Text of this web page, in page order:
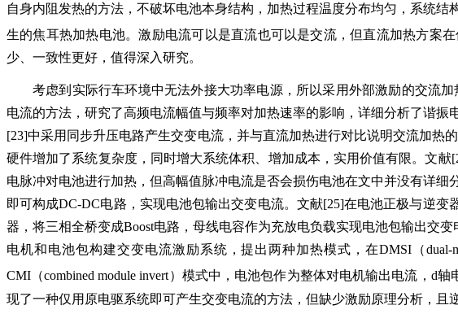
自身内阻发热的方法，不破坏电池本身结构，加热过程温度分布均匀，系统
生的焦耳热加热电池。激励电流可以是直流也可以是交流，但直流加热方案
少、一致性更好，值得深入研究。
考虑到实际行车环境中无法外接大功率电源，所以采用外部激励的交流
电流的方法，研究了高频电流幅值与频率对加热速率的影响，详细分析了谐
[23]中采用同步升压电路产生交变电流，并与直流加热进行对比说明交流加
硬件增加了系统复杂度，同时增大系统体积、增加成本，实用价值有限。文
电脉冲对电池进行加热，但高幅值脉冲电流是否会损伤电池在文中并没有详
即可构成DC-DC电路，实现电池包输出交变电流。文献[25]在电池正极与逆
器，将三相全桥变成Boost电路，母线电容作为充放电负载实现电池包输出交
电机和电池包构建交变电流激励系统，提出两种加热模式，在DMSI（
CMI（combined module invert）模式中，电池包作为整体对电机输出电流，d
现了一种仅用原电驱系统即可产生交变电流的方法，但缺少激励原理分析，